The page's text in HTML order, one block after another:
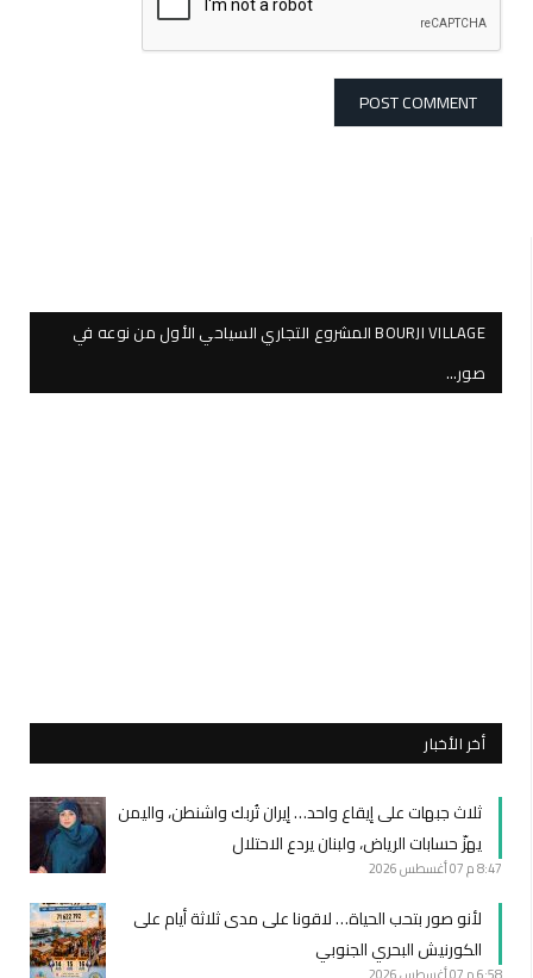
BOURJI VILLAGE المشروع التجاري السياحي الأول من نوعه في
صور…
أخر الأخبار
ثلاث جبهات على إيقاع واحد… إيران تُربك واشنطن، واليمن
يهزّ حسابات الرياض، ولبنان يردع الاحتلال
8:47 م 07 أغسطس 2026
لأنو صور بتحب الحياة… لاقونا على مدى ثلاثة أيام على
الكورنيش البحري الجنوبي